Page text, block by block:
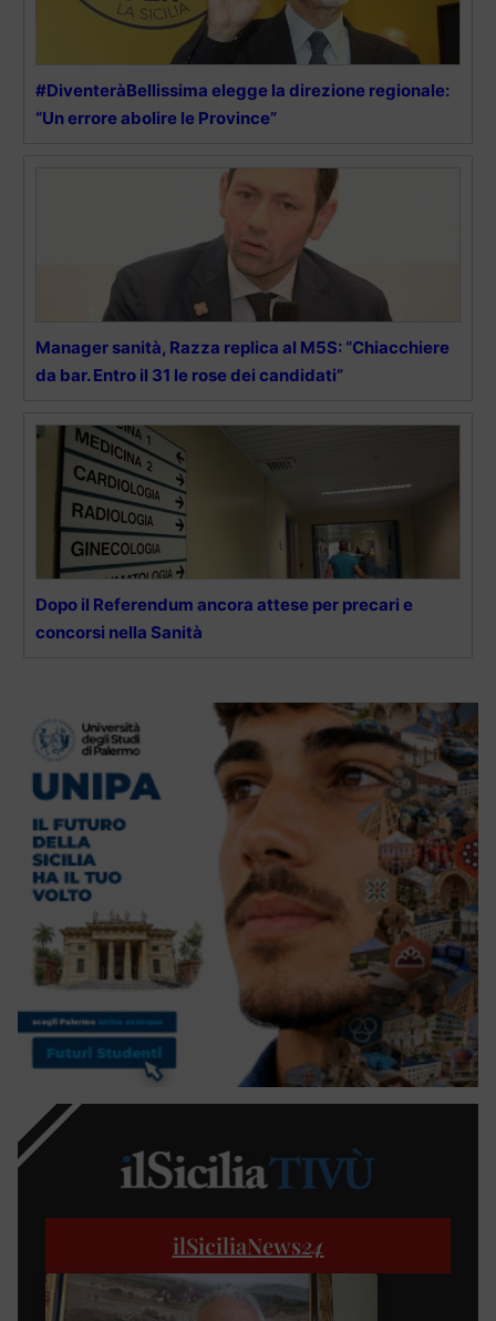
#DiventeràBellissima elegge la direzione regionale:
“Un errore abolire le Province”
Manager sanità, Razza replica al M5S: “Chiacchiere
da bar. Entro il 31 le rose dei candidati”
Dopo il Referendum ancora attese per precari e
concorsi nella Sanità
ilSiciliaNews24